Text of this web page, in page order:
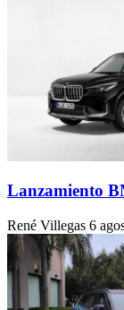
Lanzamiento
René Villegas 6